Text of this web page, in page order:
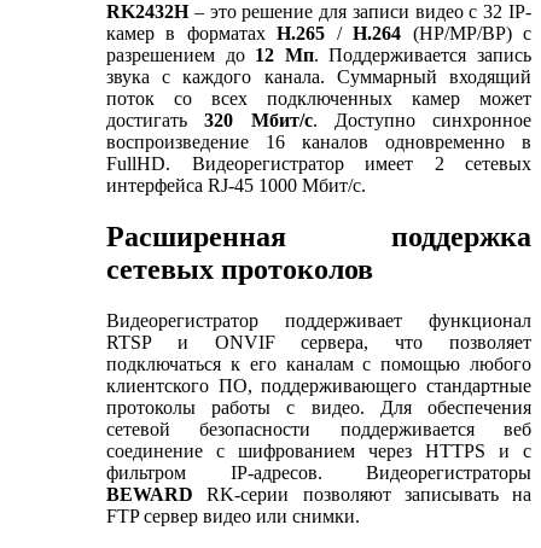
RK2432H – это решение для записи видео с 32 IP-
камер в форматахH.265 /H.264 (HP/MP/BP) с
разрешением до 12 Мп. Поддерживается запись
звука с каждого канала. Суммарный входящий
поток со всех подключенных камер может
достигать320 Мбит/с. Доступно синхронное
воспроизведение 16 каналов одновременно в
FullHD. Видеорегистратор имеет 2 сетевых
интерфейса RJ-45 1000 Мбит/с.
Расширенная поддержка
сетевых протоколов
Видеорегистратор поддерживает функционал
RTSP и ONVIF сервера, что позволяет
подключаться к его каналам с помощью любого
клиентского ПО, поддерживающего стандартные
протоколы работы с видео. Для обеспечения
сетевой безопасности поддерживается веб
соединение с шифрованием через HTTPS и с
фильтром IP-адресов. Видеорегистраторы
BEWARD RK-серии позволяют записывать на
FTP сервер видео или снимки.